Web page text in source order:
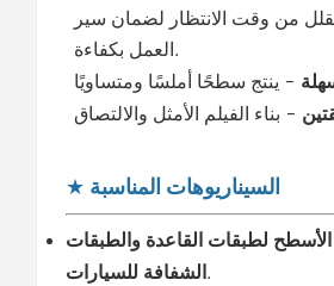
من وقت الانتظار لضمان سير
العمل بكفاءة.
- ينتج سطحًا أملسًا ومتساويًا
-
★ السيناريوهات المناسبة
الأسطح لطبقات القاعدة والطبقات
الشفافة للسيارات.